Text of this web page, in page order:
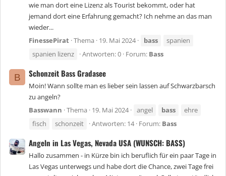
wie man dort eine Lizenz als Tourist bekommt, oder hat
jemand dort eine Erfahrung gemacht? Ich nehme an das man
wieder...
FinessePirat Thema 19. Mai 2024 bass
spanien
spanien lizenz
Antworten: 0 Forum: Bass
B Schonzeit Bass Gradasee
Moin! Wann sollte man es lieber sein lassen auf Schwarzbarsch
zu angeln?
Basswann Thema 19. Mai 2024 angel bass
ehre
fisch
schonzeit Antworten: 14 Forum: Bass
Angeln in Las Vegas, Nevada USA (WUNSCH: BASS)
Hallo zusammen - in Kürze bin ich beruflich für ein paar Tage in
Las Vegas unterwegs und habe dort die Chance, zwei Tage frei